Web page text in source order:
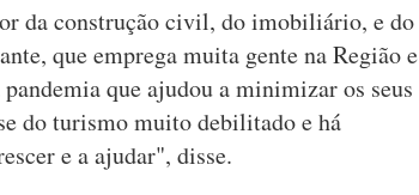
da construção civil, do imobiliário, e do
que emprega muita gente na Região e
que ajudou a minimizar os seus
do turismo muito debilitado e há
e a ajudar", disse.